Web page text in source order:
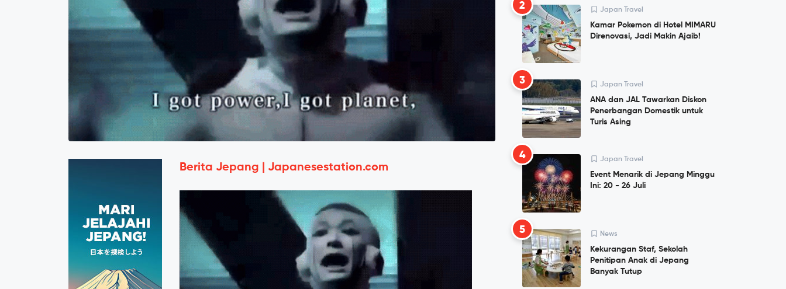
Berita Jepang | Japanesestation.com
2 Japan Travel
Kamar Pokemon di Hotel MIMARU
Direnovasi, Jadi Makin Ajaib!
3 Japan Travel
ANA dan JAL Tawarkan Diskon
Penerbangan Domestik untuk
Turis Asing
4 Japan Travel
Event Menarik di Jepang Minggu
Ini: 20 - 26 Juli
5 News
Kekurangan Staf, Sekolah
Penitipan Anak di Jepang
Banyak Tutup